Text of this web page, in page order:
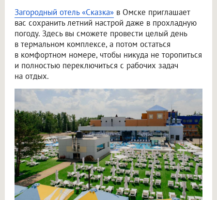
Загородный отель «Сказка» в Омске приглашает
вас сохранить летний настрой даже в прохладную
погоду. Здесь вы сможете провести целый день
в термальном комплексе, а потом остаться
в комфортном номере, чтобы никуда не торопиться
и полностью переключиться с рабочих задач
на отдых.